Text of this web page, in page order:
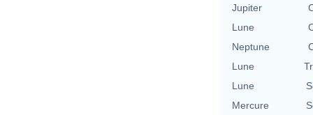
Jupiter
Lune
Neptune
Lune
Lune
Mercure